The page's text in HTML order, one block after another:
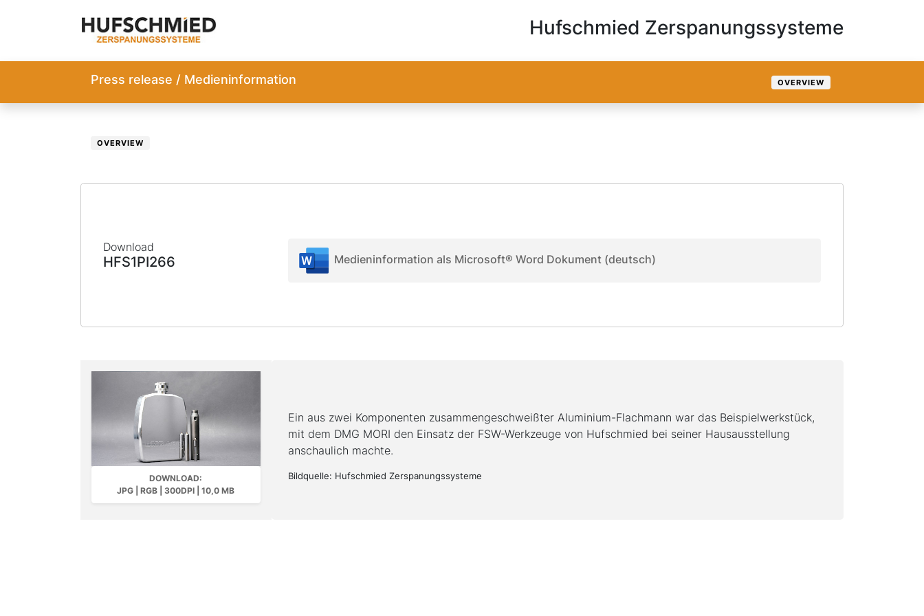
Hufschmied Zerspanungssysteme
Press release / Medieninformation OVERVIEW
OVERVIEW
Download
HFS1PI266 Medieninformation als Microsoft® Word Dokument (deutsch)
DOWNLOAD:
JPG | RGB | 300DPI | 10,0 MB
Ein aus zwei Komponenten zusammengeschweißter Aluminium-Flachmann war das Beispielwerkstück,
mit dem DMG MORI den Einsatz der FSW-Werkzeuge von Hufschmied bei seiner Hausausstellung
anschaulich machte.
Bildquelle: Hufschmied Zerspanungssysteme